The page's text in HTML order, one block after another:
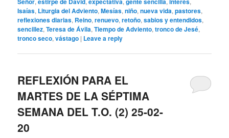
Isaías, Liturgia del Adviento,Mesías,niño,nueva vida,pastores,
reflexiones diarias, Reino,renuevo,retoño,sabios y entendidos,
sencillez,Teresa de Ávila,Tiempo de Adviento,tronco de Jesé,
tronco seco,vástago | Leave a reply
REFLEXIÓN PARA EL
MARTES DE LA SÉPTIMA
SEMANA DEL T.O. (2) 25-02-
20